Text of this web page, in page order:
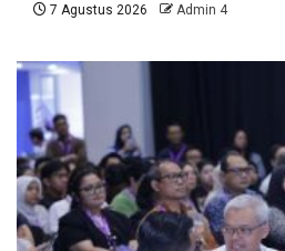
7 Agustus 2026 Admin 4